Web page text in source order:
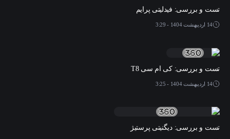
تست و بررسی: فیدلیتی پرایم
14 اردیبهشت 1404 - 3:29
تست و بررسی: کی ام سی T8
14 اردیبهشت 1404 - 3:25
تست و بررسی: دیگنیتی پرستیژ